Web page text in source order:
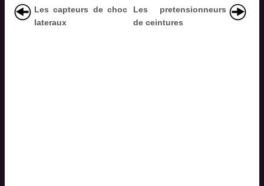
Les capteurs de choc
lateraux
Les pretensionneurs
de ceintures